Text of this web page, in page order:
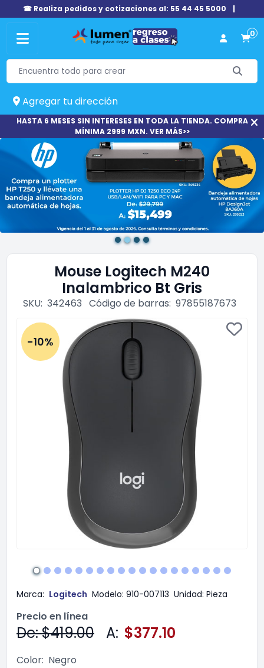
☎ Realiza pedidos y cotizaciones al: 55 44 45 5000 |
0
Agregar tu dirección
HASTA 6 MESES SIN INTERESES EN TODA LA TIENDA. COMPRA
MÍNIMA 2999 MXN. VER MÁS>>
Mouse Logitech M240
Inalambrico Bt Gris
SKU: 342463 Código de barras: 97855187673
-10%
Marca: Logitech Modelo: 910-007113 Unidad: Pieza
Precio en línea
De: $419.00 A: $377.10
Color: Negro